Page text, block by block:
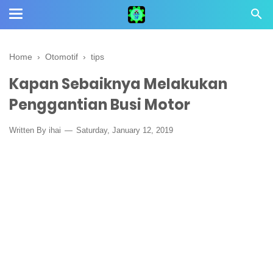
Home › Otomotif › tips
Kapan Sebaiknya Melakukan
Penggantian Busi Motor
Written By ihai Saturday, January 12, 2019